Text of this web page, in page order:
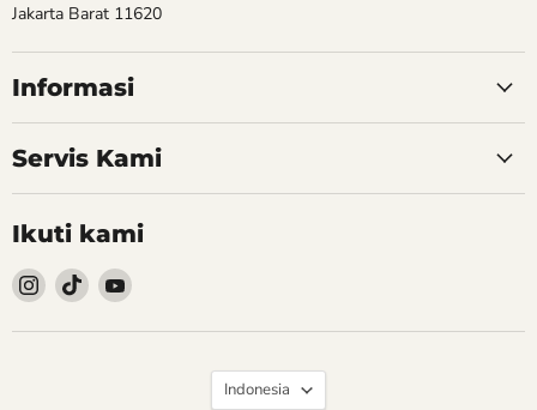
Jakarta Barat 11620
Informasi
Servis Kami
Ikuti kami
Follow
kami
Instagram
Follow
kami
TikTok
Follow
YouTube
Bahasa
Indonesia